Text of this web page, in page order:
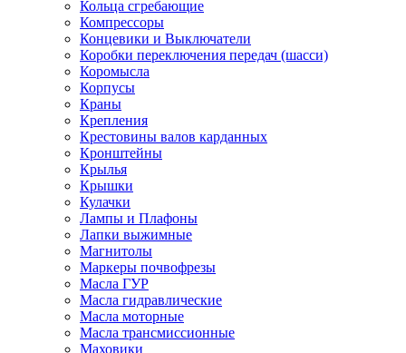
Кольца сгребающие
Компрессоры
Концевики и Выключатели
Коробки переключения передач (шасси)
Коромысла
Корпусы
Краны
Крепления
Крестовины валов карданных
Кронштейны
Крылья
Крышки
Кулачки
Лампы и Плафоны
Лапки выжимные
Магнитолы
Маркеры почвофрезы
Масла ГУР
Масла гидравлические
Масла моторные
Масла трансмиссионные
Маховики